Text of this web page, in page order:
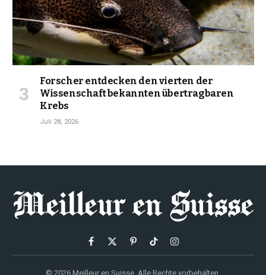
Forscher entdecken den vierten der
Wissenschaft bekannten übertragbaren
Krebs
Juli 28, 2026
Facebook
X
PinterestTikTokInstagram
© 2026 Meilleur en Suisse. Alle Rechte vorbehalten.